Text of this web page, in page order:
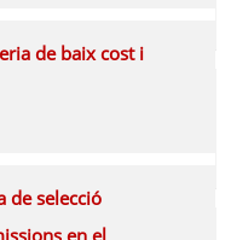
de baix cost i
Programa
de selecció
en el